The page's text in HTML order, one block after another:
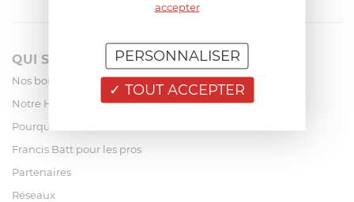
QUI SOMMES-NOUS?
Nos boutiques
Notre Histoire
Pourquoi acheter chez Francis Batt ?
Francis Batt pour les pros
Partenaires
Réseaux
accepter
TOUT ACCEPTER
PERSONNALISER